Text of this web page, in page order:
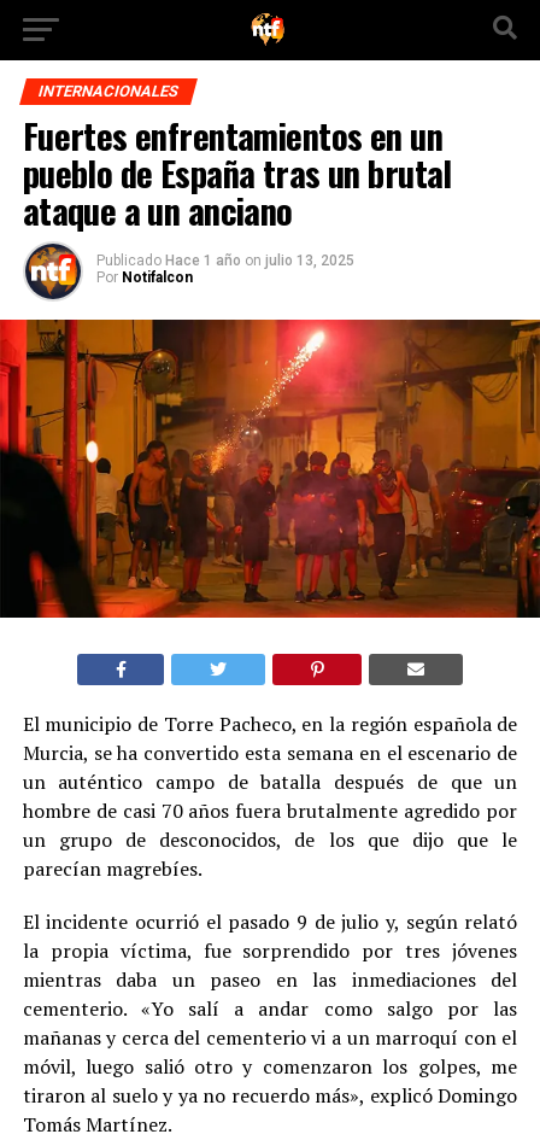
INTERNACIONALES
Fuertes enfrentamientos en un
pueblo de España tras un brutal
ataque a un anciano
Publicado Hace 1 año on julio 13, 2025
Por Notifalcon
El municipio de Torre Pacheco, en la región española de
Murcia, se ha convertido esta semana en el escenario de
un auténtico campo de batalla después de que un
hombre de casi 70 años fuera brutalmente agredido por
un grupo de desconocidos, de los que dijo que le
parecían magrebíes.
El incidente ocurrió el pasado 9 de julio y, según relató
la propia víctima, fue sorprendido por tres jóvenes
mientras daba un paseo en las inmediaciones del
cementerio. «Yo salí a andar como salgo por las
mañanas y cerca del cementerio vi a un marroquí con el
móvil, luego salió otro y comenzaron los golpes, me
tiraron al suelo y ya no recuerdo más», explicó Domingo
Tomás Martínez.